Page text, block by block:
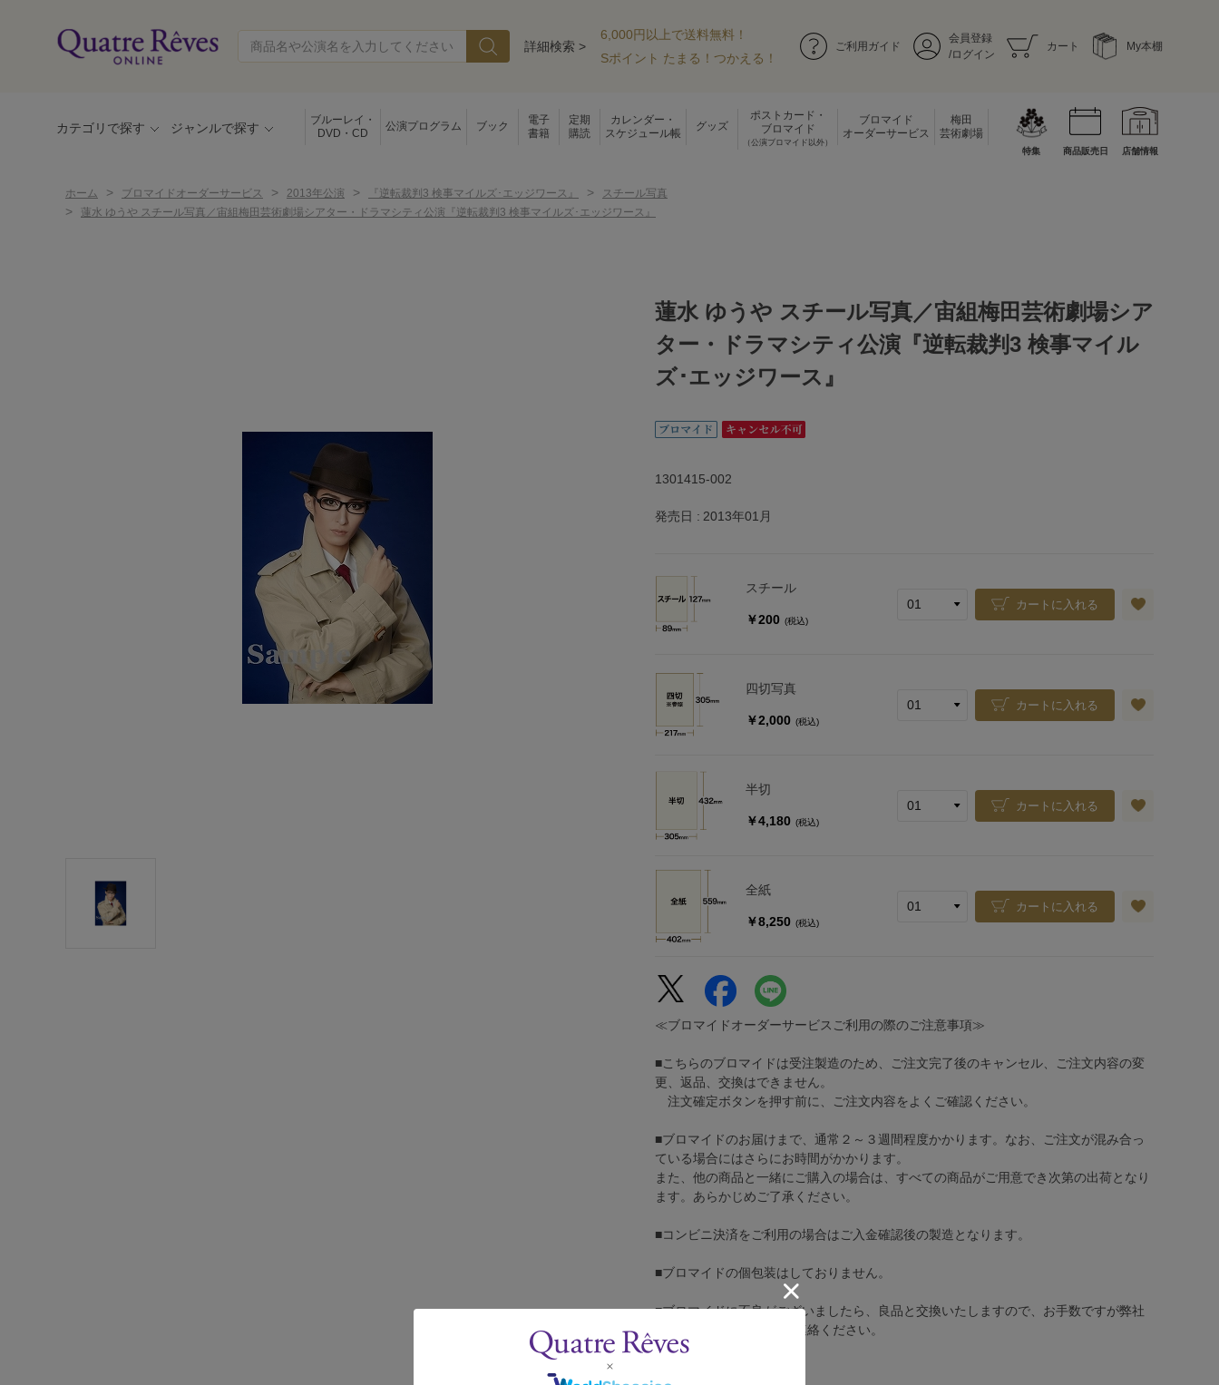
詳細検索 >
6,000円以上で送料無料！
Sポイント たまる！つかえる！
ご利用ガイド
会員登録
/ログイン
カート My本棚
カテゴリで探す ジャンルで探す
ブルーレイ・
DVD・CD
公演プログラム ブック
電子
書籍
定期
購読
カレンダー・
スケジュール帳
グッズ
ポストカード・
ブロマイド
（公演ブロマイド以外）
ブロマイド
オーダーサービス
梅田
芸術劇場
特集 商品販売日 店舗情報
ホーム > ブロマイドオーダーサービス > 2013年公演 > 『逆転裁判3 検事マイルズ･エッジワース』 > スチール写真
> 蓮水 ゆうや スチール写真／宙組梅田芸術劇場シアター・ドラマシティ公演『逆転裁判3 検事マイルズ･エッジワース』
蓮水 ゆうや スチール写真／宙組梅田芸術劇場シア
ター・ドラマシティ公演『逆転裁判3 検事マイル
ズ･エッジワース』
1301415-002
発売日 2013年01月
スチール
￥200 (税込)
カートに入れる
四切写真
￥2,000 (税込)
カートに入れる
半切
￥4,180 (税込)
カートに入れる
全紙
￥8,250 (税込)
カートに入れる
≪ブロマイドオーダーサービスご利用の際のご注意事項≫
■こちらのブロマイドは受注製造のため、ご注文完了後のキャンセル、ご注文内容の変
更、返品、交換はできません。
注文確定ボタンを押す前に、ご注文内容をよくご確認ください。
■ブロマイドのお届けまで、通常２～３週間程度かかります。なお、ご注文が混み合っ
ている場合にはさらにお時間がかかります。
また、他の商品と一緒にご購入の場合は、すべての商品がご用意でき次第の出荷となり
ます。あらかじめご了承ください。
■コンビニ決済をご利用の場合はご入金確認後の製造となります。
■ブロマイドの個包装はしておりません。
■ブロマイドに不良がございましたら、良品と交換いたしますので、お手数ですが弊社
カスタマーセンターへご連絡ください。